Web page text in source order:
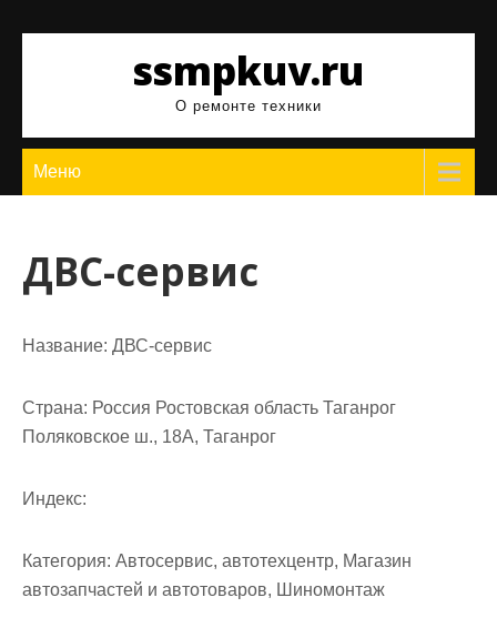
ssmpkuv.ru
О ремонте техники
Меню
ДВС-сервис
Название: ДВС-сервис
Страна: Россия Ростовская область Таганрог
Поляковское ш., 18А, Таганрог
Индекс:
Категория: Автосервис, автотехцентр, Магазин
автозапчастей и автотоваров, Шиномонтаж